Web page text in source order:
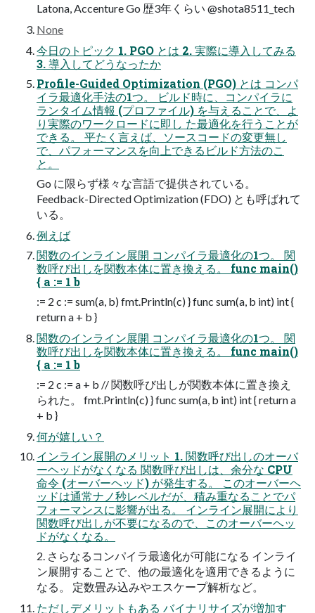
Latona, Accenture Go 歴3年くらい @shota8511_tech
None
今日のトピック 1. PGO とは 2. 実際に導入してみる
3. 導入してどうなったか
Profile-Guided Optimization (PGO) とは コンパ
イラ最適化手法の1つ。 ビルド時に、コンパイラに
ランタイム情報 (プロファイル) を与えることで、よ
り実際のワークロードに即し た最適化を行うことが
できる。 平たく言えば、ソースコードの変更無し
で、パフォーマンスを向上できるビルド方法のこ
と。
Go に限らず様々な言語で提供されている。
Feedback-Directed Optimization (FDO) とも呼ばれて
いる。
例えば
関数のインライン展開 コンパイラ最適化の1つ。 関
数呼び出しを関数本体に置き換える。 func main()
{ a := 1 b
:= 2 c := sum(a, b) fmt.Println(c) } func sum(a, b int) int {
return a + b }
関数のインライン展開 コンパイラ最適化の1つ。 関
数呼び出しを関数本体に置き換える。 func main()
{ a := 1 b
:= 2 c := a + b // 関数呼び出しが関数本体に置き換え
られた。 fmt.Println(c) } func sum(a, b int) int { return a
+ b }
何が嬉しい？
インライン展開のメリット 1. 関数呼び出しのオーバ
ーヘッドがなくなる 関数呼び出しは、余分な CPU
命令 (オーバーヘッド) が発生する。 このオーバーヘ
ッドは通常ナノ秒レベルだが、積み重なることでパ
フォーマンスに影響が出る。 インライン展開により
関数呼び出しが不要になるので、このオーバーヘッ
ドがなくなる。
2. さらなるコンパイラ最適化が可能になる インライ
ン展開することで、他の最適化を適用できるように
なる。 定数畳み込みやエスケープ解析など。
ただしデメリットもある バイナリサイズが増加す